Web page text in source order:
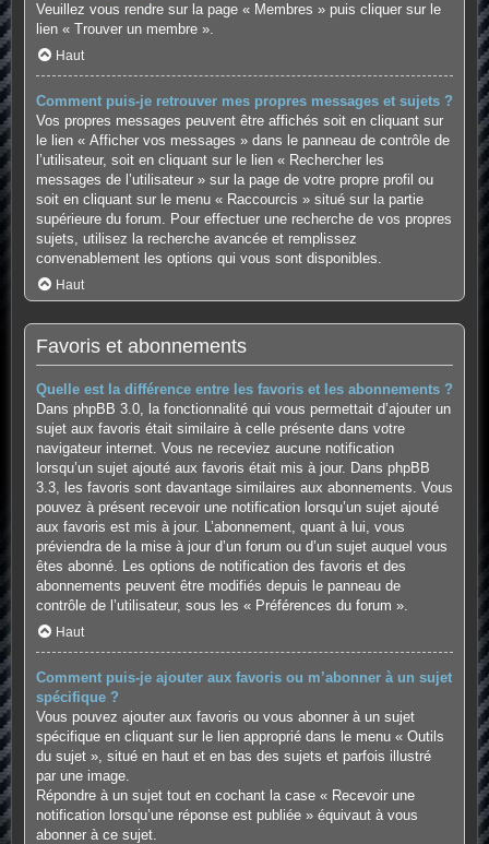
Veuillez vous rendre sur la page « Membres » puis cliquer sur le
lien « Trouver un membre ».
Haut
Comment puis-je retrouver mes propres messages et sujets ?
Vos propres messages peuvent être affichés soit en cliquant sur
le lien « Afficher vos messages » dans le panneau de contrôle de
l’utilisateur, soit en cliquant sur le lien « Rechercher les
messages de l’utilisateur » sur la page de votre propre profil ou
soit en cliquant sur le menu « Raccourcis » situé sur la partie
supérieure du forum. Pour effectuer une recherche de vos propres
sujets, utilisez la recherche avancée et remplissez
convenablement les options qui vous sont disponibles.
Haut
Favoris et abonnements
Quelle est la différence entre les favoris et les abonnements ?
Dans phpBB 3.0, la fonctionnalité qui vous permettait d’ajouter un
sujet aux favoris était similaire à celle présente dans votre
navigateur internet. Vous ne receviez aucune notification
lorsqu’un sujet ajouté aux favoris était mis à jour. Dans phpBB
3.3, les favoris sont davantage similaires aux abonnements. Vous
pouvez à présent recevoir une notification lorsqu’un sujet ajouté
aux favoris est mis à jour. L’abonnement, quant à lui, vous
préviendra de la mise à jour d’un forum ou d’un sujet auquel vous
êtes abonné. Les options de notification des favoris et des
abonnements peuvent être modifiés depuis le panneau de
contrôle de l’utilisateur, sous les « Préférences du forum ».
Haut
Comment puis-je ajouter aux favoris ou m’abonner à un sujet
spécifique ?
Vous pouvez ajouter aux favoris ou vous abonner à un sujet
spécifique en cliquant sur le lien approprié dans le menu « Outils
du sujet », situé en haut et en bas des sujets et parfois illustré
par une image.
Répondre à un sujet tout en cochant la case « Recevoir une
notification lorsqu’une réponse est publiée » équivaut à vous
abonner à ce sujet.